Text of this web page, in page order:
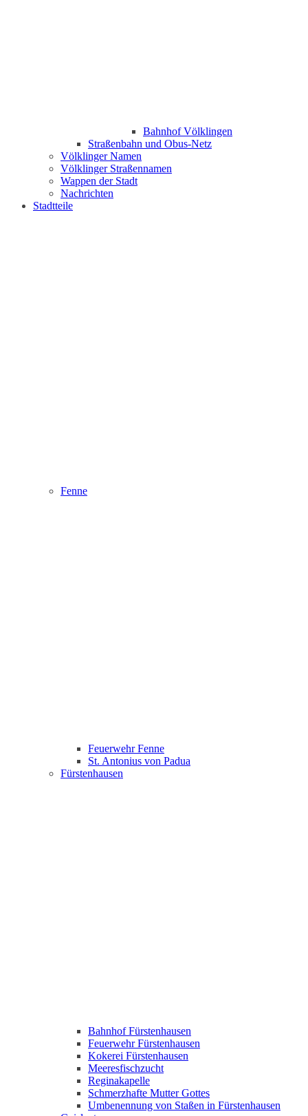
Bahnhof Völklingen
Straßenbahn und Obus-Netz
Völklinger Namen
Völklinger Straßennamen
Wappen der Stadt
Nachrichten
Stadtteile
Fenne
Feuerwehr Fenne
St. Antonius von Padua
Fürstenhausen
Bahnhof Fürstenhausen
Feuerwehr Fürstenhausen
Kokerei Fürstenhausen
Meeresfischzucht
Reginakapelle
Schmerzhafte Mutter Gottes
Umbenennung von Staßen in Fürstenhausen